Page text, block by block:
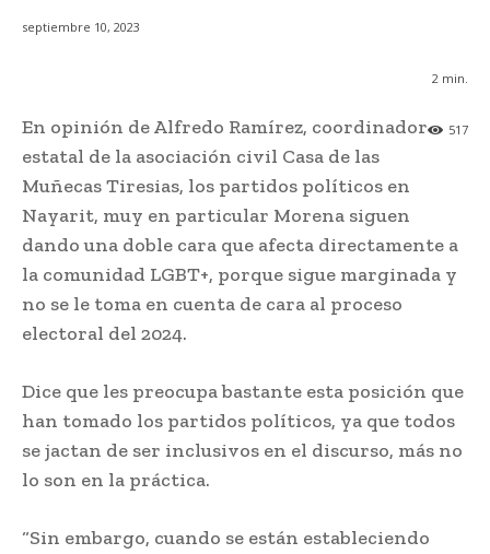
septiembre 10, 2023
2 min.
517
En opinión de Alfredo Ramírez, coordinador
estatal de la asociación civil Casa de las
Muñecas Tiresias, los partidos políticos en
Nayarit, muy en particular Morena siguen
dando una doble cara que afecta directamente a
la comunidad LGBT+, porque sigue marginada y
no se le toma en cuenta de cara al proceso
electoral del 2024.
Dice que les preocupa bastante esta posición que
han tomado los partidos políticos, ya que todos
se jactan de ser inclusivos en el discurso, más no
lo son en la práctica.
“Sin embargo, cuando se están estableciendo